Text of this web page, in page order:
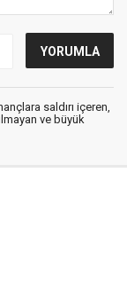
saldırı içeren,
ve büyük